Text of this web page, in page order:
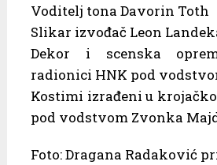
Voditelj tona Davorin Toth
Slikar izvođač Leon
Dekor i scenska
radionici HNK pod
Kostimi izrađeni u
pod vodstvom Zvonka
Foto: Dragana Radaković